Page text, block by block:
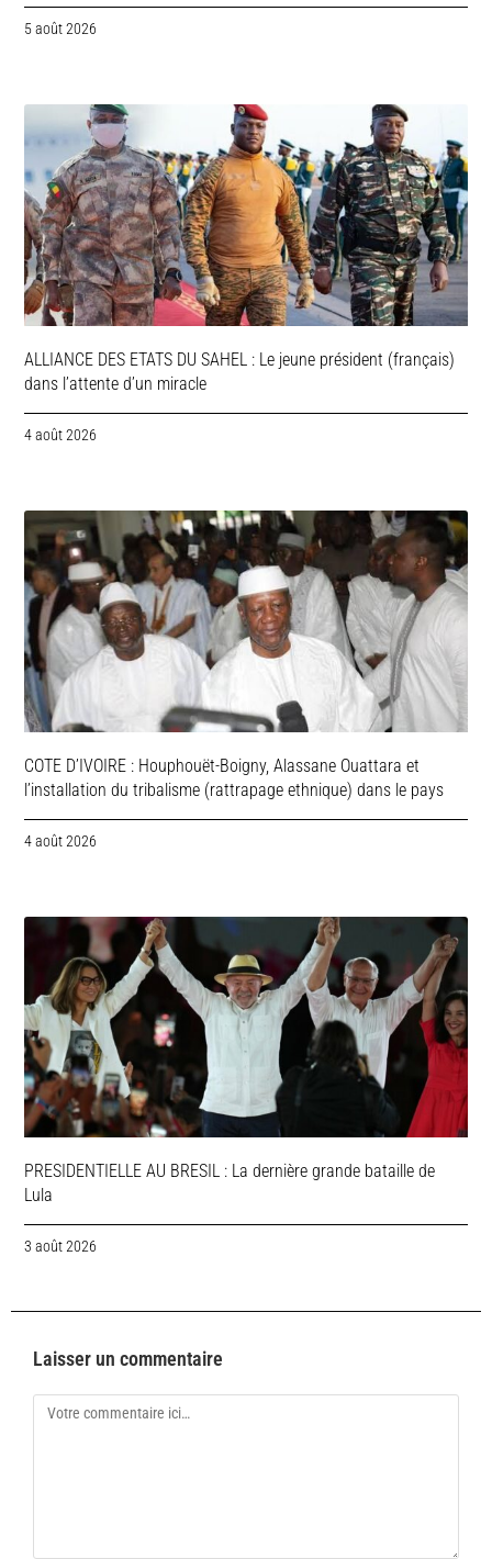
5 août 2026
ALLIANCE DES ETATS DU SAHEL : Le jeune président (français)
dans l’attente d’un miracle
4 août 2026
COTE D’IVOIRE : Houphouët-Boigny, Alassane Ouattara et
l’installation du tribalisme (rattrapage ethnique) dans le pays
4 août 2026
PRESIDENTIELLE AU BRESIL : La dernière grande bataille de
Lula
3 août 2026
Laisser un commentaire